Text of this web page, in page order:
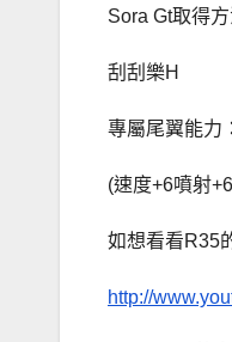
Sora Gt取得方
刮刮樂H
專屬尾翼能力：
(速度+6噴射
如想看看R35
http://